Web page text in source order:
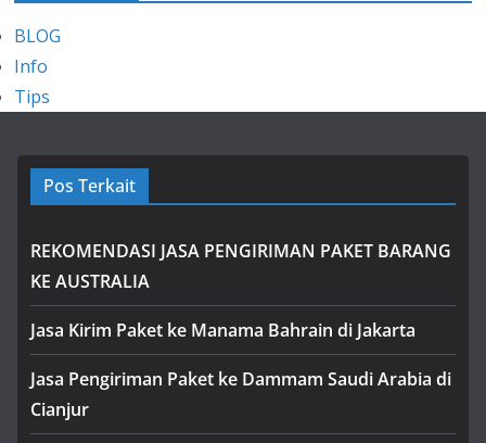
BLOG
Info
Tips
Pos Terkait
REKOMENDASI JASA PENGIRIMAN PAKET BARANG
KE AUSTRALIA
Jasa Kirim Paket ke Manama Bahrain di Jakarta
Jasa Pengiriman Paket ke Dammam Saudi Arabia di
Cianjur